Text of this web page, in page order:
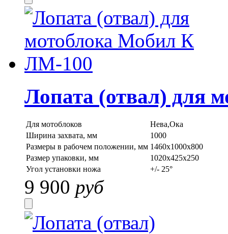
Лопата (отвал) для
Для мотоблоков
Нева,Ока
Ширина захвата, мм
1000
Размеры в рабочем положении, мм 1460х1000х800
Размер упаковки, мм
1020х425х250
Угол установки ножа
+/- 25°
9 900 руб